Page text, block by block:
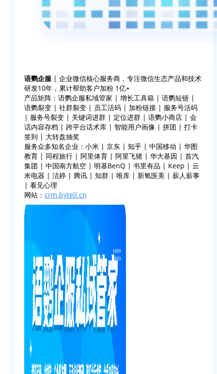
语鹦企服 | 企业微信核心服务商，专注微信生态产品和技术
研发10年，累计帮助客户加粉 1亿+
产品矩阵：语鹦企服私域管家 | 增长工具箱 | 语鹦短链 |
语鹦裂变 | 社群裂变 | 员工活码 | 加粉链接 | 服务号活码
| 服务号裂变 | 关键词进群 | 定位进群 | 语鹦小商店 | 会
话内容存档 | 跨平台话术库 | 智能用户画像 | 拼团 | 打卡
签到 | 大转盘抽奖
服务众多知名企业：小米 | 京东 | 知乎 | 中国移动 | 华图
教育 | 同程旅行 | 阿里体育 | 阿里飞猪 | 华大基因 | 首汽
集团 | 中国南方航空 | 明基BenQ | 书里有品 | Keep | 云
米电器 | 洁婷 | 腾讯 | 知群 | 唯库 | 新氧医美 | 薪人薪事
| 看见心理
网站： crm.bytell.cn